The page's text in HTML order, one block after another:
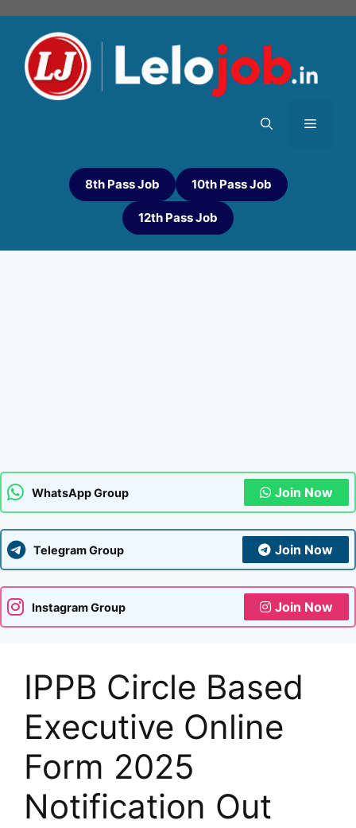
8th Pass Job 10th Pass Job
12th Pass Job
WhatsApp Group Join Now
Telegram Group Join Now
Instagram Group Join Now
IPPB Circle Based
Executive Online
Form 2025
Notification Out